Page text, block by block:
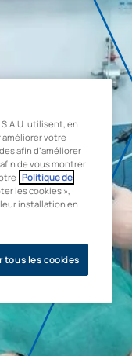
S.A.U. utilisent, en
votre
afin d’améliorer
de vous montrer
Politique de
les cookies »,
installation en
tous les cookies